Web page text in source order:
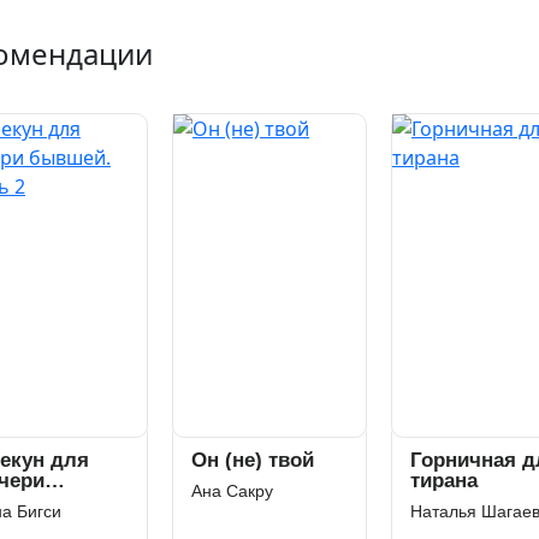
твой
Сакру
Горничная для
тирана
Двадцать
Ульяна Соболева